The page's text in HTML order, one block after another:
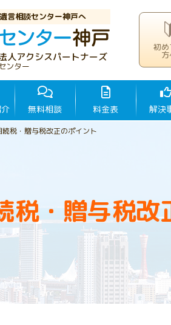
言相談センター神戸へ
人アクシスパートナーズ
ンター
初め
方
無料相談 料金表 解決
続税・贈与税改正のポイント
税・贈与税改